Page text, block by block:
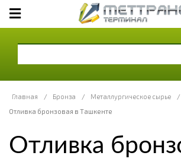
Главная / Бронза / Металлургическое сырье /
Отливка бронзовая в Ташкенте
Отливка